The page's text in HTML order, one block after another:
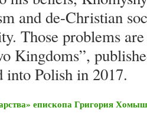
and de-Christian
Those problems
Kingdoms”,
into Polish in 2017.
епископа Григория